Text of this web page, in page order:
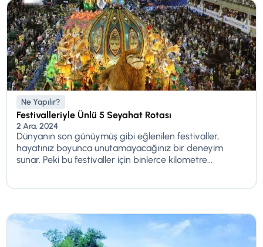
Ne Yapılır?
Festivalleriyle Ünlü 5 Seyahat Rotası
2 Ara, 2024
Dünyanın son günüymüş gibi eğlenilen festivaller,
hayatınız boyunca unutamayacağınız bir deneyim
sunar. Peki bu festivaller için binlerce kilometre...